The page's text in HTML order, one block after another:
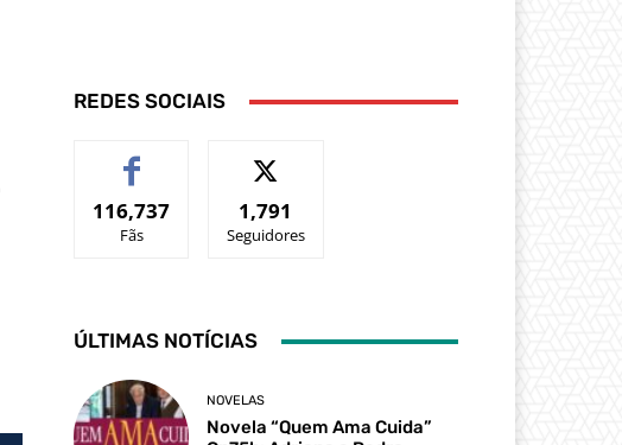
REDES SOCIAIS
116,737
Fãs
1,791
Seguidores
ÚLTIMAS NOTÍCIAS
NOVELAS
Novela “Quem Ama Cuida”